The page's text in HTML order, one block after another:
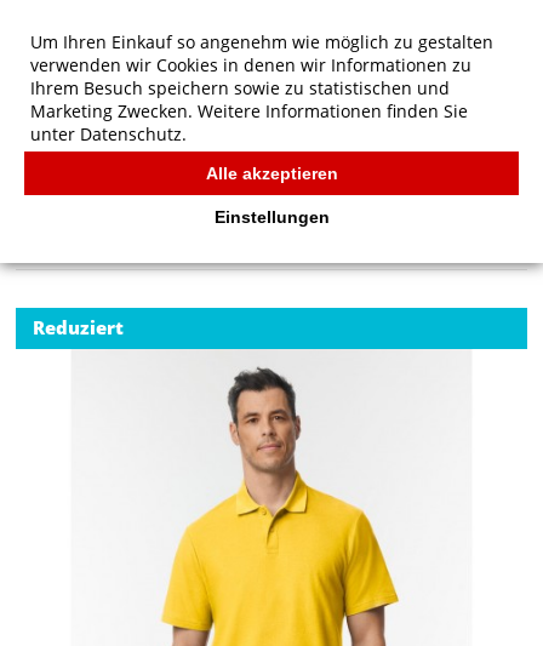
Gildan Softstyle Adult Pique Polo
Reduziert
Um Ihren Einkauf so angenehm wie möglich zu gestalten
verwenden wir Cookies in denen wir Informationen zu
Ihrem Besuch speichern sowie zu statistischen und
Marketing Zwecken. Weitere Informationen finden Sie
unter Datenschutz.
Alle akzeptieren
Einstellungen